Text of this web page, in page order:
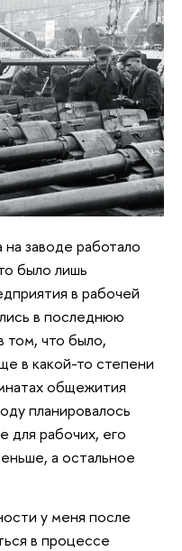
заводе работало
было лишь
в рабочей
в последнюю
том, что было,
в какой-то степени
общежития
планировалось
для рабочих, его
а остальное
у меня после
в процессе